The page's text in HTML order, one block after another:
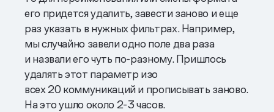
его придется удалить, завести заново и еще
раз указать в нужных фильтрах. Например,
мы случайно завели одно поле два раза
и назвали его чуть по-разному. Пришлось
удалять этот параметр изо
всех 20 коммуникаций и прописывать заново.
На это ушло около 2-3 часов.